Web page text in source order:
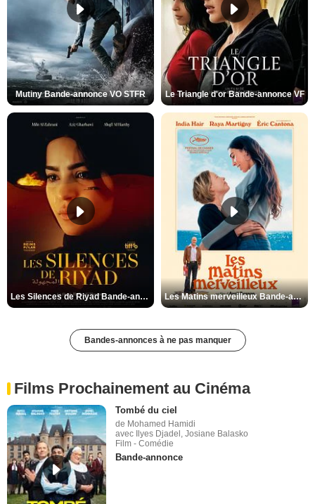
Mutiny Bande-annonce VO STFR Le Triangle d'or Bande-annonce VF
Les Silences de Riyad Bande-annonce VO STFR Les Matins merveilleux Bande-annonce VF
Bandes-annonces à ne pas manquer
Films Prochainement au Cinéma
Tombé du ciel
de Mohamed Hamidi
avec Ilyes Djadel, Josiane Balasko
Film - Comédie
Bande-annonce